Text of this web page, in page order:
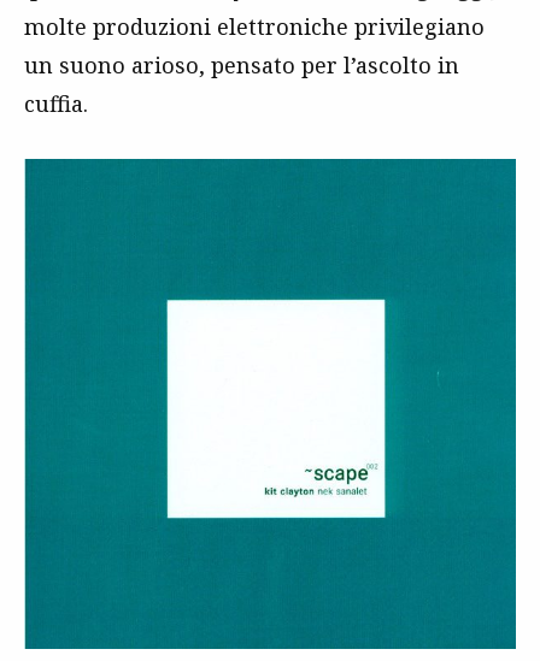
molte produzioni elettroniche privilegiano
un suono arioso, pensato per l’ascolto in
cuffia.